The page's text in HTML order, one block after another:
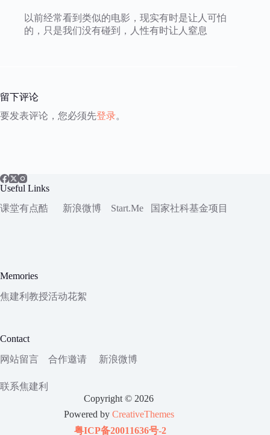
以前经常看到类似的电影，现实有时是让人可怕
的，只是我们没有碰到，人性有时让人窒息
留下评论
要发表评论，您必须先登录。
Useful Links
课堂有点酷
新浪微博 Start.Me 国家社科基金项目
Memories
焦建利教授活动花絮
Contact
网站留言
合作邀请 新浪微博
联系焦建利
Copyright © 2026
Powered by CreativeThemes
粤ICP备20011636号-2